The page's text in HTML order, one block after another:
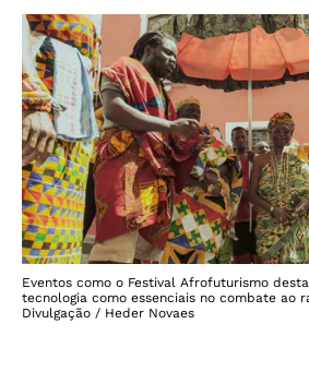
Eventos como o Festival Afrofuturismo
tecnologia como essenciais no combate ao
Divulgação / Heder Novaes